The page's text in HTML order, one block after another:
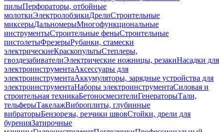
пилыПерфораторы, отбойные
молоткиЭлектролобзикиДрелиСтроительные
миксерыДальномерыМногофункциональные
инструментыСтроительные феныСтроительные
пистолетыФрезерыРубанки, стамески
электрическиеКраскопультыСтеплеры,
гвоздезабивателиЭлектрические ножницы, резакиНасадки для
электроинструментаАксессуары для
электроинструментаАккумуляторы, зарядные устройства для
электроинструментаНаборы электроинструментаСиловая и
строительная техникаБетоносмесителиГенераторыТали,
тельферыТакелажВиброплиты, глубинные
вибраторыБензорезы, резчики швовСтойки, дрели для
буренияЗатирочные